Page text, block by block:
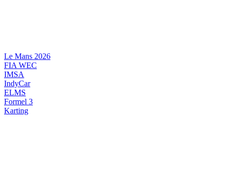
Le Mans 2026
FIA WEC
IMSA
IndyCar
ELMS
Formel 3
Karting